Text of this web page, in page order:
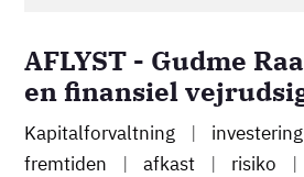
AFLYST - Gudme
en finansiel
Kapitalforvaltning | investering
fremtiden
| afkast | risiko |